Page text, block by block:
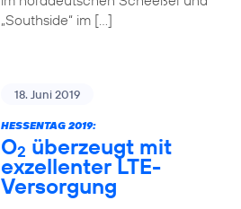
„Southside“ im […]
18. Juni 2019
HESSENTAG 2019:
O2 überzeugt mit
exzellenter LTE-
Versorgung